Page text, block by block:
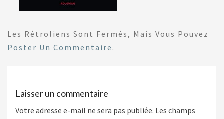
Les Rétroliens Sont Fermés, Mais Vous Pouvez
Poster Un Commentaire .
Laisser un commentaire
Votre adresse e-mail ne sera pas publiée. Les champs